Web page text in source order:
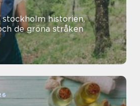
historien,
de gröna stråken